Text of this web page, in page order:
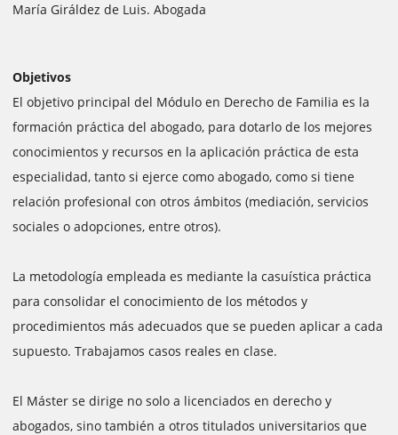
María Giráldez de Luis. Abogada
Objetivos
El objetivo principal del Módulo en Derecho de Familia es la
formación práctica del abogado, para dotarlo de los mejores
conocimientos y recursos en la aplicación práctica de esta
especialidad, tanto si ejerce como abogado, como si tiene
relación profesional con otros ámbitos (mediación, servicios
sociales o adopciones, entre otros).
La metodología empleada es mediante la casuística práctica
para consolidar el conocimiento de los métodos y
procedimientos más adecuados que se pueden aplicar a cada
supuesto. Trabajamos casos reales en clase.
El Máster se dirige no solo a licenciados en derecho y
abogados, sino también a otros titulados universitarios que